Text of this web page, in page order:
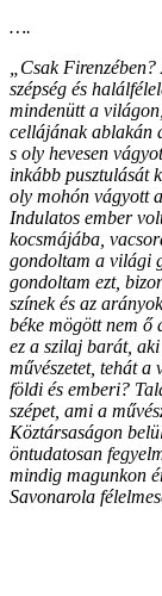
….
„Csak
szépség és
mindenütt a
cellájának ablakán
s oly hevesen
inkább pusztulását
oly mohón vágyott
Indulatos ember
kocsmájába,
gondoltam a világi
gondoltam ezt,
színek és az
béke mögött nem ő
ez a szilaj barát,
művészetet, tehát
földi és emberi?
szépet, ami a
Köztársaságon
öntudatosan
mindig magunkon
Savonarola